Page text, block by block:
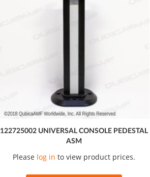
122725002 UNIVERSAL CONSOLE PEDESTAL
ASM
Please log in to view product prices.